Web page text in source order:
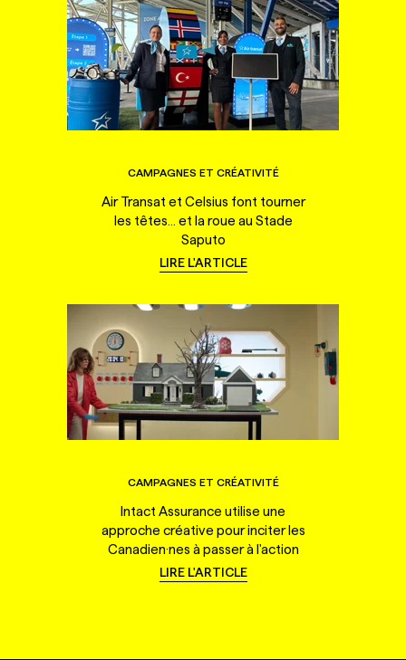
CAMPAGNES ET CRÉATIVITÉ
Air Transat et Celsius font tourner
les têtes... et la roue au Stade
Saputo
LIRE L'ARTICLE
CAMPAGNES ET CRÉATIVITÉ
Intact Assurance utilise une
approche créative pour inciter les
Canadien·nes à passer à l'action
LIRE L'ARTICLE